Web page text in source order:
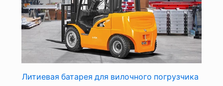
Литиевая батарея для вилочного погрузчика